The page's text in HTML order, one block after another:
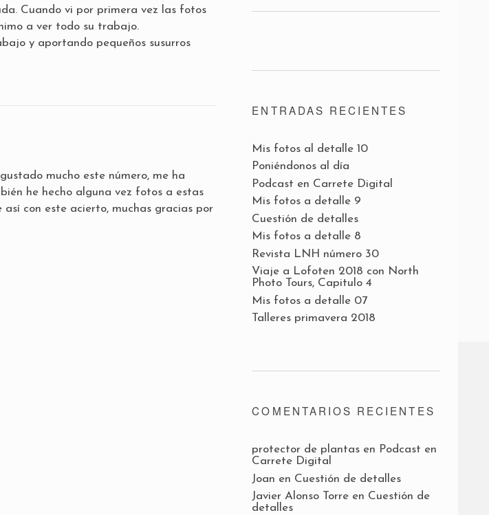
Cuando vi por primera vez las fotos
a ver todo su trabajo.
y aportando pequeños susurros
mucho este número, me ha
he hecho alguna vez fotos a estas
con este acierto, muchas gracias por
ENTRADAS RECIENTES
Mis fotos al detalle 10
Poniéndonos al día
Podcast en Carrete Digital
Mis fotos a detalle 9
Cuestión de detalles
Mis fotos a detalle 8
Revista LNH número 30
Viaje a Lofoten 2018 con North
Photo Tours, Capitulo 4
Mis fotos a detalle 07
Talleres primavera 2018
COMENTARIOS RECIENTES
protector de plantas en Podcast en
Carrete Digital
Joan en Cuestión de detalles
Javier Alonso Torre en Cuestión de
detalles